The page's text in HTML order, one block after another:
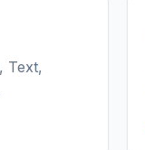
Text,